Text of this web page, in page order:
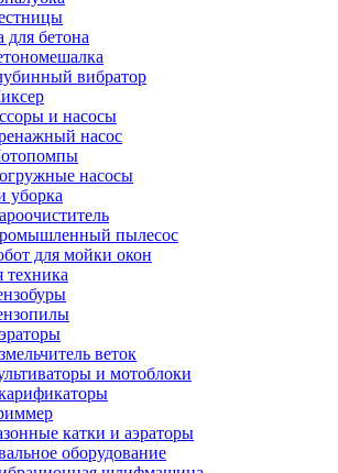
для бетона
вибратор
и насосы
насос
насосы
уборка
пылесос
для мойки окон
техника
веток
и мотоблоки
катки и аэраторы
оборудование